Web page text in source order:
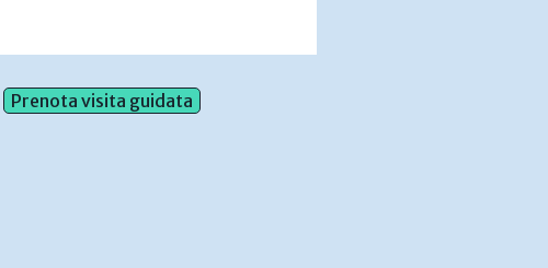
Prenota visita guidata